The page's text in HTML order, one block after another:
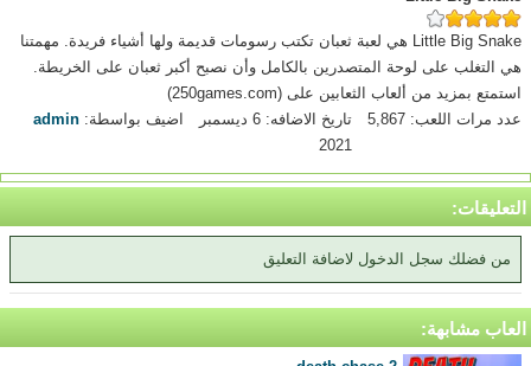
Little Big Snake هي لعبة ثعبان تكتب رسومات قديمة ولها أشياء فريدة. مهمتنا
هي التغلب على لوحة المتصدرين بالكامل وأن نصبح أكبر ثعبان على الخريطة.
استمتع بمزيد من ألعاب الثعابين على (250games.com)
عدد مرات اللعب: 5,867
تاريخ الاضافه: 6 ديسمبر
2021
اضيف بواسطة:admin
التعليقات:
من فضلك سجل الدخول لاضافة التعليق
العاب مشابهة: